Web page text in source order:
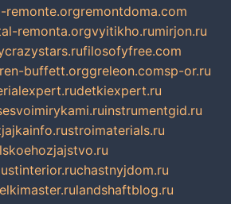
remonte.orgremontdoma.com
remonta.orgvyitikho.rumirjon.ru
filosofyfree.com
buffett.orggreleon.comsp-or.ru
detkiexpert.ru
instrumentgid.ru
stroimaterials.ru
chastnyjdom.ru
landshaftblog.ru